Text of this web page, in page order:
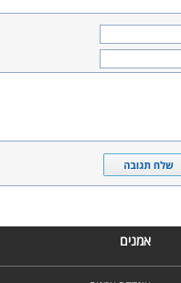
אמנים